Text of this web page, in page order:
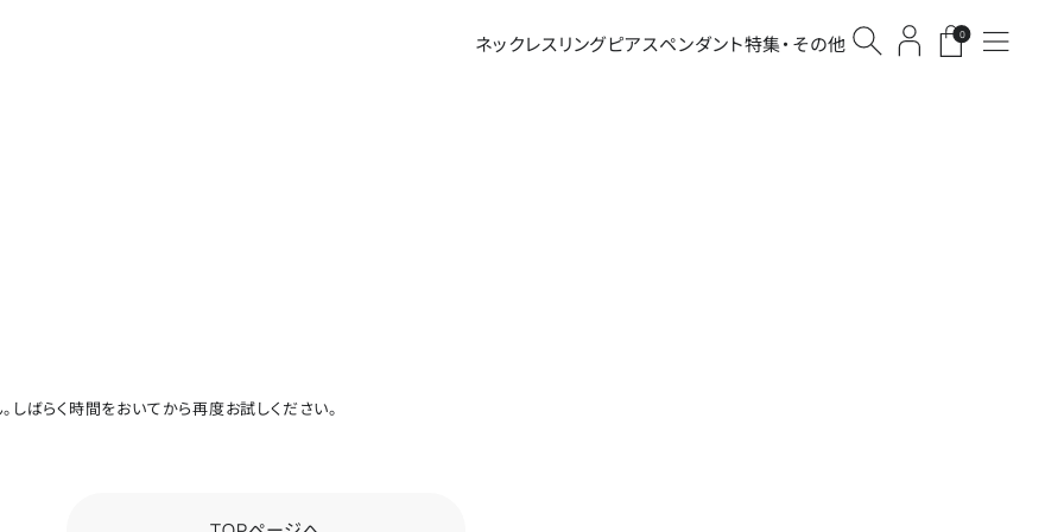
ネックレスリングピアスペンダント特集・その他 0
ばらく時間をおいてから再度お試しください。